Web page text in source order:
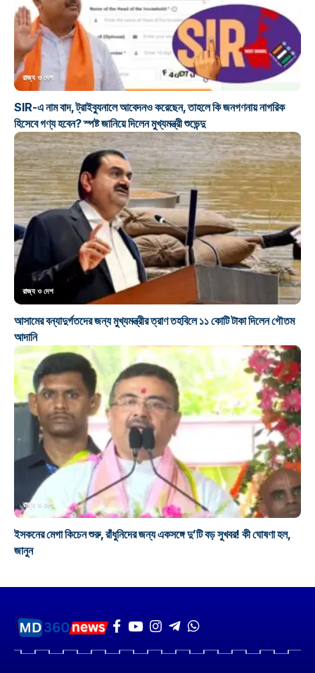
রাজ্য ও দেশ
SIR-এ নাম বাদ, ট্রাইব্যুনালে আবেদনও করেছেন, তাহলে কি জনগণনায় নাগরিক
হিসেবে গণ্য হবেন? স্পষ্ট জানিয়ে দিলেন মুখ্যমন্ত্রী শুভেন্দু
রাজ্য ও দেশ
আসামের বন্যাদুর্গতদের জন্য মুখ্যমন্ত্রীর ত্রাণ তহবিলে ১১ কোটি টাকা দিলেন গৌতম
আদানি
রাজ্য ও দেশ
ইসকনের মেগা কিচেন শুরু, রাঁধুনিদের জন্য একসঙ্গে দু’টি বড় সুখবর! কী ঘোষণা হল,
জানুন